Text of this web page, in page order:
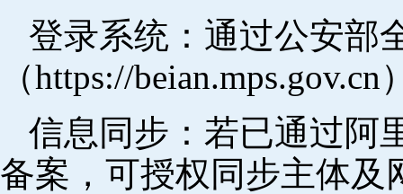
登录系统：通过公安部
（https://
信息同步：若已通过阿
备案，可授权同步主体及